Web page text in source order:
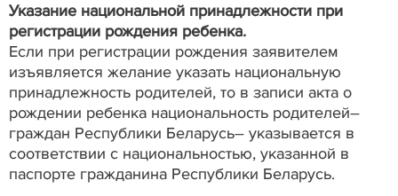
Указание национальной принадлежности при
регистрации рождения ребенка.
Если при регистрации рождения заявителем
изъявляется желание указать национальную
принадлежность родителей, то в записи акта о
рождении ребенка национальность родителей–
граждан Республики Беларусь– указывается в
соответствии с национальностью, указанной в
паспорте гражданина Республики Беларусь.